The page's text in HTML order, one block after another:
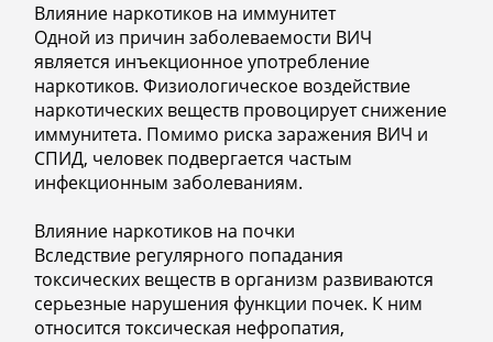
Влияние наркотиков на иммунитет
Одной из причин заболеваемости ВИЧ
является инъекционное употребление
наркотиков. Физиологическое воздействие
наркотических веществ провоцирует снижение
иммунитета. Помимо риска заражения ВИЧ и
СПИД, человек подвергается частым
инфекционным заболеваниям.
Влияние наркотиков на почки
Вследствие регулярного попадания
токсических веществ в организм развиваются
серьезные нарушения функции почек. К ним
относится токсическая нефропатия,